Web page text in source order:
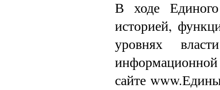
В ходе
историей,
уровнях
сайте